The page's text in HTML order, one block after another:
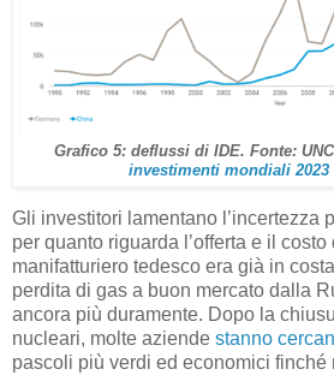
Grafico 5: deflussi di IDE. Fonte:
investimenti mondiali 2023
Gli investitori lamentano l’incertezza
per quanto riguarda l’offerta e il costo
manifatturiero tedesco era già in
perdita di gas a buon mercato dalla
ancora più duramente. Dopo la
nucleari, molte aziende stanno
pascoli più verdi ed economici finché